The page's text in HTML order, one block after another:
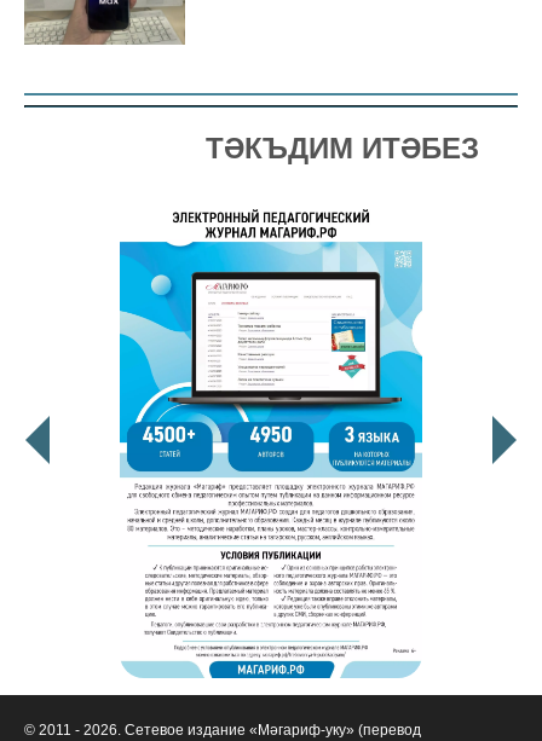
ТӘКЪДИМ ИТӘБЕЗ
© 2011 - 2026. Сетевое издание «Мәгариф-уку» (перевод